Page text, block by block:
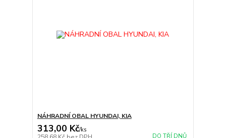
NÁHRADNÍ OBAL HYUNDAI, KIA
313,00 Kč/ks
DO TŘÍ DNŮ